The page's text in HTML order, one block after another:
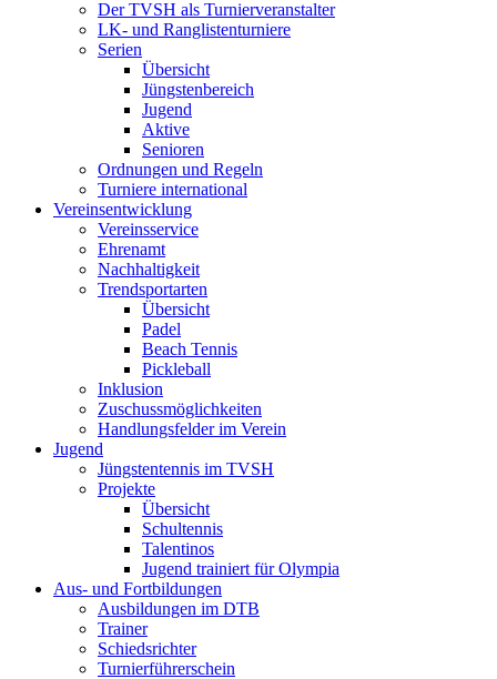
Der TVSH als Turnierveranstalter
LK- und Ranglistenturniere
Serien
Übersicht
Jüngstenbereich
Jugend
Aktive
Senioren
Ordnungen und Regeln
Turniere international
Vereinsentwicklung
Vereinsservice
Ehrenamt
Nachhaltigkeit
Trendsportarten
Übersicht
Padel
Beach Tennis
Pickleball
Inklusion
Zuschussmöglichkeiten
Handlungsfelder im Verein
Jugend
Jüngstentennis im TVSH
Projekte
Übersicht
Schultennis
Talentinos
Jugend trainiert für Olympia
Aus- und Fortbildungen
Ausbildungen im DTB
Trainer
Schiedsrichter
Turnierführerschein